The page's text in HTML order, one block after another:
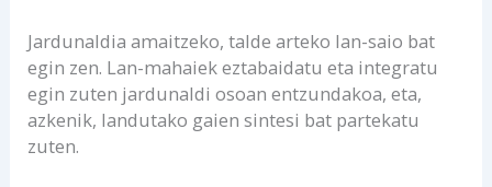
Jardunaldia amaitzeko, talde arteko lan-saio bat
egin zen. Lan-mahaiek eztabaidatu eta integratu
egin zuten jardunaldi osoan entzundakoa, eta,
azkenik, landutako gaien sintesi bat partekatu
zuten.